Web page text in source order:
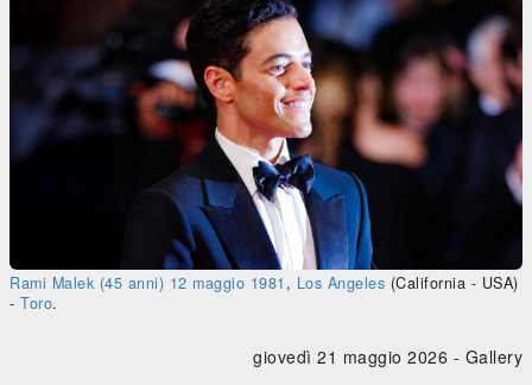
Rami Malek (45 anni) 12 maggio 1981 , Los Angeles (California - USA)
- Toro.
giovedì 21 maggio 2026 - Gallery